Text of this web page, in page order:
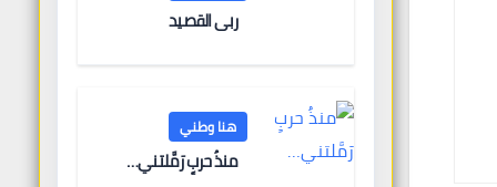
ربى القصيد
هنا وطني
منذُ حربٍ رَمَّلتني…